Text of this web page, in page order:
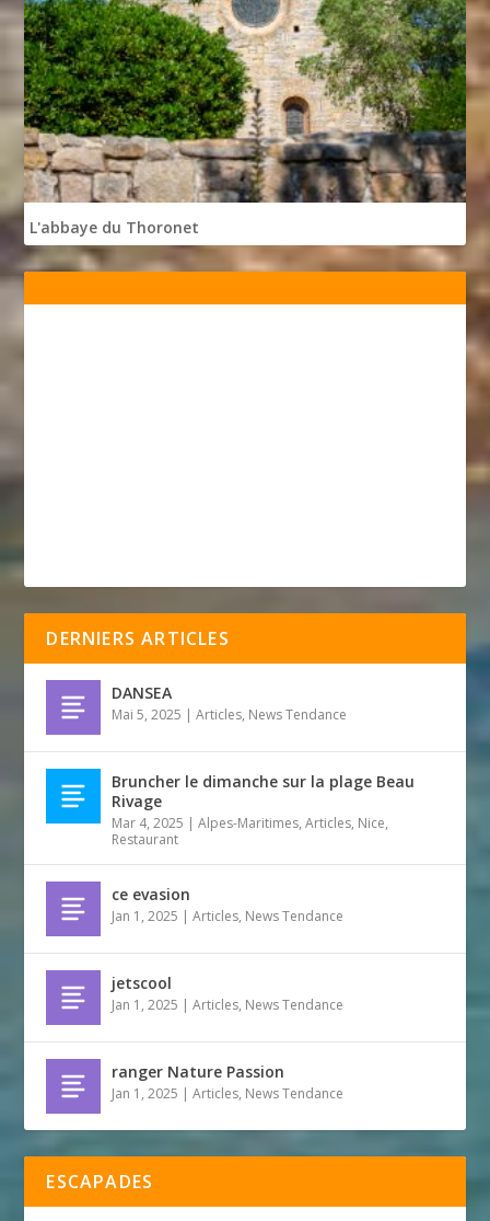
L'abbaye du Thoronet
DERNIERS ARTICLES
DANSEA
Mai 5, 2025 |Articles, News Tendance
Bruncher le dimanche sur la plage Beau
Rivage
Mar 4, 2025 |Alpes-Maritimes,Articles, Nice,
Restaurant
ce evasion
Jan 1, 2025 |Articles, News Tendance
jetscool
Jan 1, 2025 |Articles, News Tendance
ranger Nature Passion
Jan 1, 2025 |Articles, News Tendance
ESCAPADES